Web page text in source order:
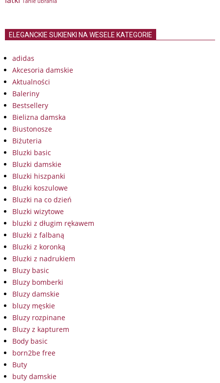
ELEGANCKIE SUKIENKI NA WESELE KATEGORIE
adidas
Akcesoria damskie
Aktualności
Baleriny
Bestsellery
Bielizna damska
Biustonosze
Biżuteria
Bluzki basic
Bluzki damskie
Bluzki hiszpanki
Bluzki koszulowe
Bluzki na co dzień
Bluzki wizytowe
bluzki z długim rękawem
Bluzki z falbaną
Bluzki z koronką
Bluzki z nadrukiem
Bluzy basic
Bluzy bomberki
Bluzy damskie
bluzy męskie
Bluzy rozpinane
Bluzy z kapturem
Body basic
born2be free
Buty
buty damskie